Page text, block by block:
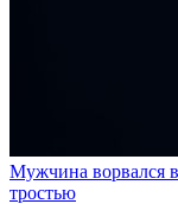
Мужчина ворвался
тростью